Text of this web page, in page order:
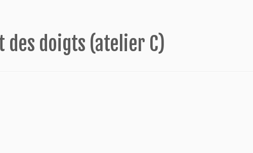
des doigts (atelier C)